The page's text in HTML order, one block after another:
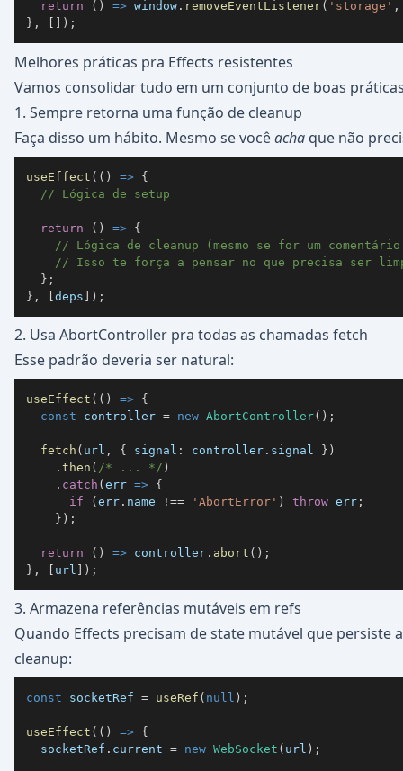
return ( ) => window . removeEventListener( 'storage' ,
} , [ ] ) ;
Melhores práticas pra Effects resistentes
Vamos consolidar tudo em um conjunto de boas
1. Sempre retorna uma função de cleanup
Faça disso um hábito. Mesmo se vocêacha que não
useEffect ( ( ) => {
// Lógica de setup
return ( ) => {
// Lógica de cleanup (mesmo se for um
// Isso te força a pensar no que precisa ser
} ;
} , [deps ] ) ;
2. Usa AbortController pra todas as chamadas fetch
Esse padrão deveria ser natural:
useEffect ( ( ) => {
const controller = new AbortController( ) ;
fetch ( url , { signal : controller . signal } )
. then ( /* ... */ )
. catch (err => {
if
(err . name !== 'AbortError' ) throw err ;
} ) ;
return ( ) => controller . abort ( ) ;
} , [ url ] ) ;
3. Armazena referências mutáveis em refs
Quando Effects precisam de state mutável que persiste
cleanup:
const socketRef = useRef ( null ) ;
useEffect ( ( ) => {
  socketRef
. current = new WebSocket ( url ) ;